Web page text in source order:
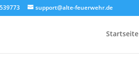
support@alte-feuerwehr.de
Startseite